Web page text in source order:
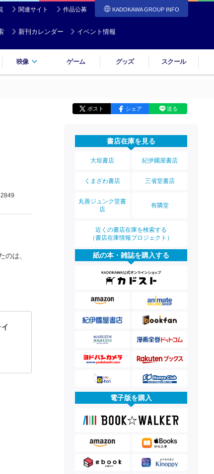
関連サイト 作品公募 KADOKAWA GROUP INFO
新刊カレンダー イベント情報
映像 ゲーム グッズ スクール
ポスト シェア 送る
のは、
イ
書店在庫を見る
大垣書店 紀伊國屋書店
くまざわ書店 三省堂書店
丸善ジュンク堂書
店
有隣堂
近くの書店在庫を検索する
（書店在庫情報プロジェクト）
紙の本・雑誌を購入する
電子版を購入